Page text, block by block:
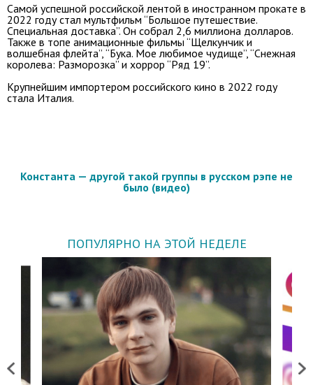
Самой успешной российской лентой в иностранном прокате в
2022 году стал мультфильм “Большое путешествие.
Специальная доставка”. Он собрал 2,6 миллиона долларов.
Также в топе анимационные фильмы “Щелкунчик и
волшебная флейта”, “Бука. Мое любимое чудище”, “Снежная
королева: Разморозка” и хоррор “Ряд 19”.
Крупнейшим импортером российского кино в 2022 году
стала Италия.
Константа — другой такой группы в русском рэпе не
было (видео)
ПОПУЛЯРНО НА ЭТОЙ НЕДЕЛЕ
Previous Next